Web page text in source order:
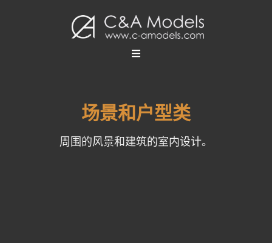
场景和户型类
周围的风景和建筑的室内设计。